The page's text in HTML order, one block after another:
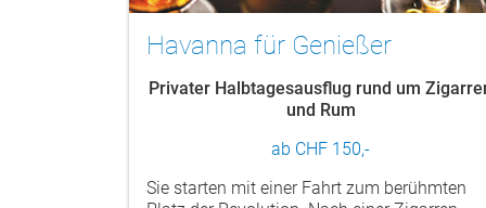
Havanna für Genießer
Privater Halbtagesausflug rund um
und Rum
ab CHF 150,-
Sie starten mit einer Fahrt zum berühmten